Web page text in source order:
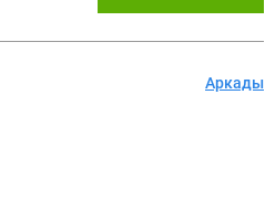
Аркады